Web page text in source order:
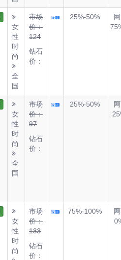
女
性
时
尚
全
国
市场
价：
124
钻石
价：
25%-50%
女
性
时
尚
全
国
市场
价：
97
钻石
价：
25%-50%
女
性
时
尚
市场
价：
133
钻石
价：
75%-100%